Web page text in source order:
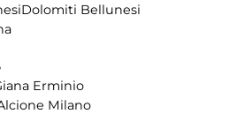
Dolomiti Bellunesi
Erminio
Milano